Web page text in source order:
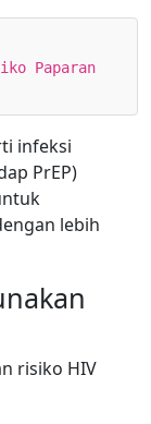
Paparan
infeksi
PrEP)
lebih
risiko HIV